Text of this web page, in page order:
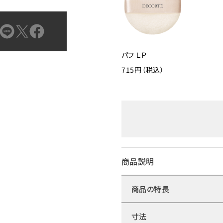
パフ ＬＰ
715円（税込）
商品説明
商品の特長
寸法